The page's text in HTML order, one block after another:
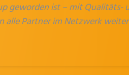
geworden ist – mit Qualitäts-
Partner im Netzwerk